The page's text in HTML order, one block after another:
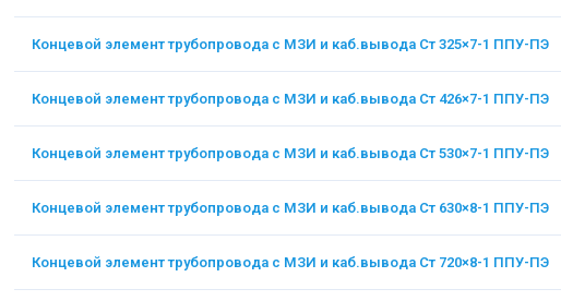
Концевой элемент трубопровода с МЗИ и каб.вывода Ст 325×7-1 ППУ-ПЭ
Концевой элемент трубопровода с МЗИ и каб.вывода Ст 426×7-1 ППУ-ПЭ
Концевой элемент трубопровода с МЗИ и каб.вывода Ст 530×7-1 ППУ-ПЭ
Концевой элемент трубопровода с МЗИ и каб.вывода Ст 630×8-1 ППУ-ПЭ
Концевой элемент трубопровода с МЗИ и каб.вывода Ст 720×8-1 ППУ-ПЭ